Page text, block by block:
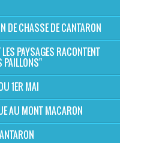
DE CHASSE DE CANTARON
PAYSAGES RACONTENT
PAILLONS"
1ER MAI
AU MONT MACARON